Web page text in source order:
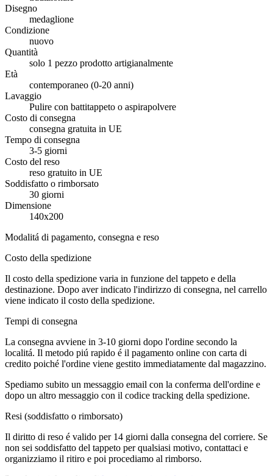
Disegno
medaglione
Condizione
nuovo
Quantità
solo 1 pezzo prodotto artigianalmente
Età
contemporaneo (0-20 anni)
Lavaggio
Pulire con battitappeto o aspirapolvere
Costo di consegna
consegna gratuita in UE
Tempo di consegna
3-5 giorni
Costo del reso
reso gratuito in UE
Soddisfatto o rimborsato
30 giorni
Dimensione
140x200
Modalitá di pagamento, consegna e reso
Costo della spedizione
Il costo della spedizione varia in funzione del tappeto e della
destinazione. Dopo aver indicato l'indirizzo di consegna, nel carrello
viene indicato il costo della spedizione.
Tempi di consegna
La consegna avviene in 3-10 giorni dopo l'ordine secondo la
localitá. Il metodo piú rapido é il pagamento online con carta di
credito poiché l'ordine viene gestito immediatamente dal magazzino.
Spediamo subito un messaggio email con la conferma dell'ordine e
dopo un altro messaggio con il codice tracking della spedizione.
Resi (soddisfatto o rimborsato)
Il diritto di reso é valido per 14 giorni dalla consegna del corriere. Se
non sei soddisfatto del tappeto per qualsiasi motivo, contattaci e
organizziamo il ritiro e poi procediamo al rimborso.